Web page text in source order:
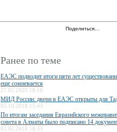
Поделиться…
Ранее по теме
ЕАЭС подводит итоги пяти лет
еще сомневается
27.02.2020 18:16
МИД России: двери в ЕАЭС открыты для
05.10.2018 15:43
По итогам заседания Евразийского
совета в Алматы было подписано 14
02.02.2018 18:33